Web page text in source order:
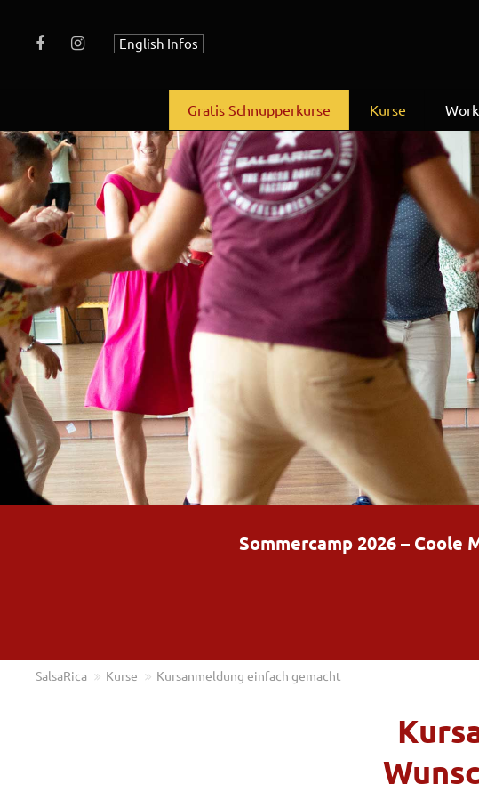
English Infos
Gratis Schnupperkurse Kurse
Sommercamp 2026 –
SalsaRica Kurse Kursanmeldung einfach gemacht